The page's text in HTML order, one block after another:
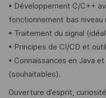
• Développement C/C++
fonctionnement bas niveau
• Traitement du signal
• Principes de CI/CD et
• Connaissances en Java
(souhaitables).
Ouverture d’esprit,